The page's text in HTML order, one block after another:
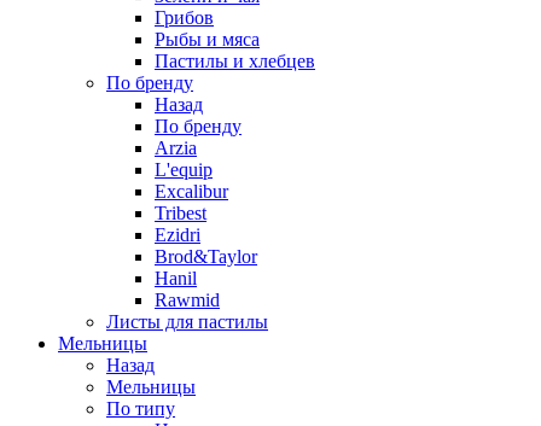
Грибов
Рыбы и мяса
Пастилы и хлебцев
По бренду
Назад
По бренду
Arzia
L'equip
Excalibur
Tribest
Ezidri
Brod&Taylor
Hanil
Rawmid
Листы для пастилы
Мельницы
Назад
Мельницы
По типу